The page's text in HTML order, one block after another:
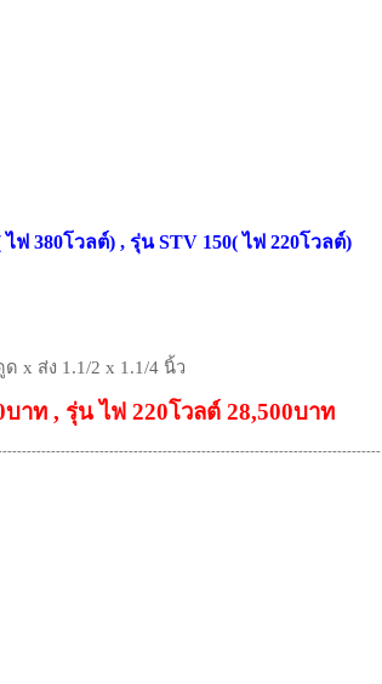
380โวลต์) , รุ่น STV 150( ไฟ 220โวลต์)
x ส่ง 1.1/2 x 1.1/4 นิ้ว
าท , รุ่น ไฟ 220โวลต์ 28,500บาท